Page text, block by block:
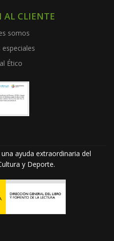
AL CLIENTE
somos
especiales
Ético
ayuda extraordinaria del
y Deporte.